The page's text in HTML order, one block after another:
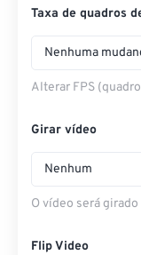
Taxa de quadros
Nenhuma
Alterar FPS
Girar vídeo
Nenhum
O vídeo será
Flip Video